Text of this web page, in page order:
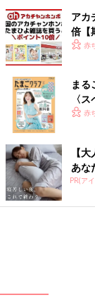
アカ
倍【
赤
まる
〈
赤
【
あな
PR(ア